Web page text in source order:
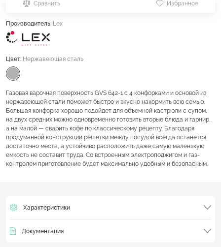
Сравнить Избранное
Производитель: Lex
Цвет: Нержавеющая сталь
Газовая варочная поверхность GVS 642-1 с 4 конфорками и основой из
нержавеющей стали поможет быстро и вкусно накормить всю семью.
Большая конфорка хорошо подойдет для объемной кастрюли с супом,
на двух средних можно одновременно готовить вторые блюда и гарнир,
а на малой — сварить кофе по классическому рецепту. Благодаря
продуманной конструкции решетки между посудой всегда останется
достаточно места, а устойчиво расположить даже самую маленькую
емкость не составит труда. Со встроенным электроподжигом и газ-
контролем приготовление будет максимально удобным и безопасным.
Характеристики
Документация